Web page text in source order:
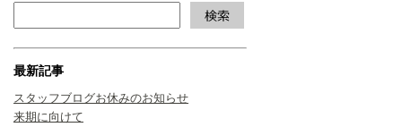
最新記事
スタッフブログお休みのお知らせ
来期に向けて